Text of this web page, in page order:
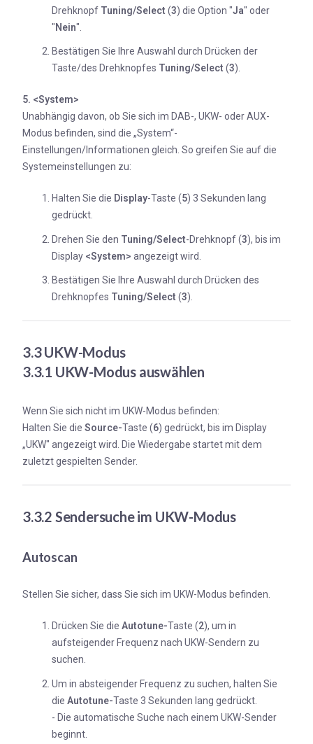
Drehknopf Tuning/Select (3) die Option "Ja" oder
"Nein".
Bestätigen Sie Ihre Auswahl durch Drücken der
Taste/des Drehknopfes Tuning/Select (3).
5. <System>
Unabhängig davon, ob Sie sich im DAB-, UKW- oder AUX-
Modus befinden, sind die „System“-
Einstellungen/Informationen gleich. So greifen Sie auf die
Systemeinstellungen zu:
Halten Sie die Display-Taste (5) 3 Sekunden lang
gedrückt.
Drehen Sie den Tuning/Select-Drehknopf (3), bis im
Display <System> angezeigt wird.
Bestätigen Sie Ihre Auswahl durch Drücken des
Drehknopfes Tuning/Select (3).
3.3 UKW-Modus
3.3.1 UKW-Modus auswählen
Wenn Sie sich nicht im UKW-Modus befinden:
Halten Sie die Source-Taste (6) gedrückt, bis im Display
„UKW" angezeigt wird. Die Wiedergabe startet mit dem
zuletzt gespielten Sender.
3.3.2 Sendersuche im UKW-Modus
Autoscan
Stellen Sie sicher, dass Sie sich im UKW-Modus befinden.
Drücken Sie die Autotune-Taste (2), um in
aufsteigender Frequenz nach UKW-Sendern zu
suchen.
Um in absteigender Frequenz zu suchen, halten Sie
die Autotune-Taste 3 Sekunden lang gedrückt.
- Die automatische Suche nach einem UKW-Sender
beginnt.